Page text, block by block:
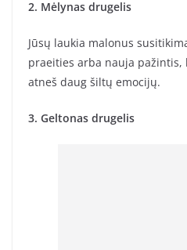
2. Mėlynas drugelis
Jūsų laukia malonus
praeities arba nauja pažintis,
atneš daug šiltų emocijų.
3. Geltonas drugelis